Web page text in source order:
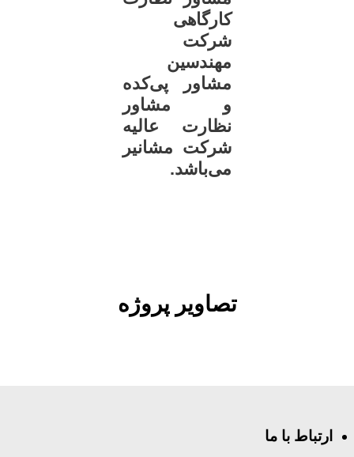
کارگاهی
شرکت
مهندسین
مشاور پی‌کده
و مشاور
نظارت عالیه
شرکت مشانیر
می‌باشد.
تصاویر پروژه
ارتباط با ما